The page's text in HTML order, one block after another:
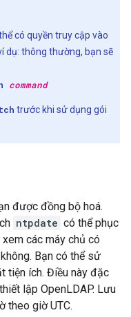
có quyền truy cập vào
dụ: thông thường, bạn sẽ
command
trước khi sử dụng gói
được đồng bộ hoá.
ntpdate có thể phục
các máy chủ có
Bạn có thể sử
tiện ích. Điều này đặc
lập OpenLDAP. Lưu
theo giờ UTC.